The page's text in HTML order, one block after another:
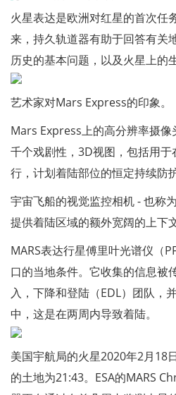
火星表达是欧洲对红星的首次任
来，持久轨道器有助于回答有关
历史的基本问题，以及火星上的
艺术家对Mars Express的印象。
Mars Express上的高分辨率摄
千个戏剧性，3D视图，包括用
行，计划着陆部位的恒定持续防护
宇宙飞船的视觉监控相机 - 也称
提供着陆区域的额外宽阔的上下
MARS表达行星傅里叶光谱仪（
口的当地条件。它收集的信息被
入，下降和登陆（EDL）团队，
中，这是在两周内导致着陆。
美国宇航局的火星2020年2月18
的土地为21:43。ESA的MARS